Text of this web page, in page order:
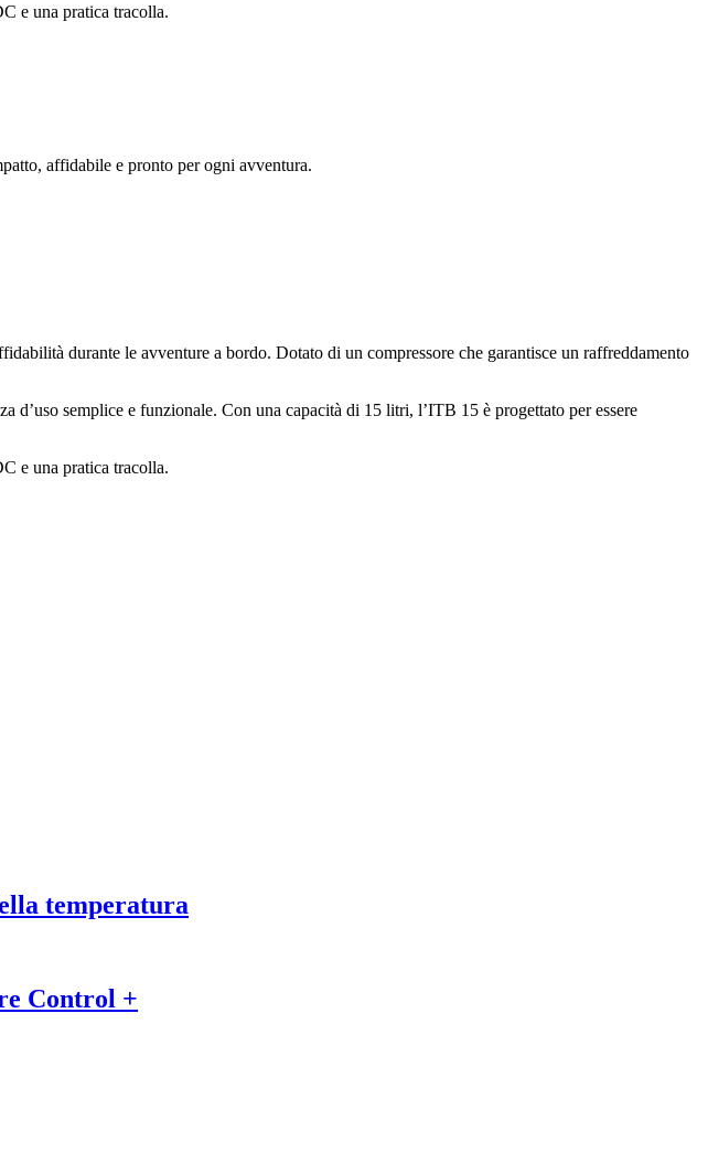
e una pratica tracolla.
affidabile e pronto per ogni avventura.
durante le avventure a bordo. Dotato di un compressore che garantisce un raffreddamento
semplice e funzionale. Con una capacità di 15 litri, l’ITB 15 è progettato per essere
e una pratica tracolla.
temperatura
Control +